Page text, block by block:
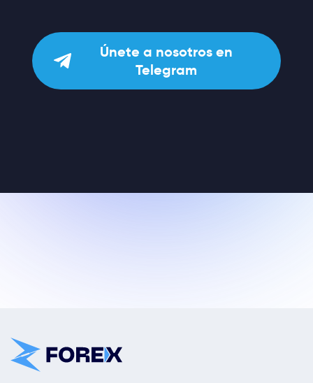
Únete a nosotros en
Telegram